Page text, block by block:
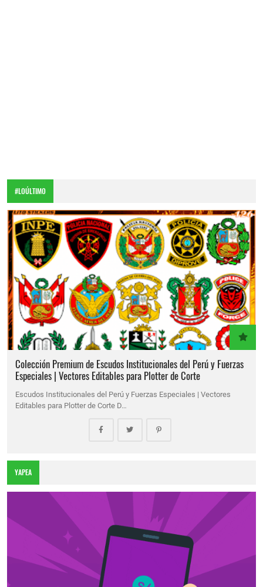
#LOÚLTIMO
Colección Premium de Escudos Institucionales del Perú y Fuerzas
Especiales | Vectores Editables para Plotter de Corte
Escudos Institucionales del Perú y Fuerzas Especiales | Vectores
Editables para Plotter de Corte D…
YAPEA